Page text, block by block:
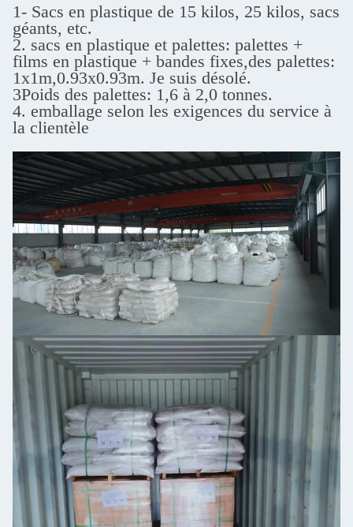
1- Sacs en plastique de 15 kilos, 25 kilos, sacs
géants, etc.
2. sacs en plastique et palettes: palettes +
films en plastique + bandes fixes,des palettes:
1x1m,0.93x0.93m. Je suis désolé.
3Poids des palettes: 1,6 à 2,0 tonnes.
4. emballage selon les exigences du service à
la clientèle